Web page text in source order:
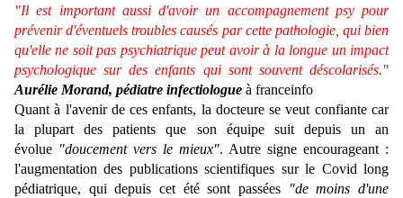
"Il est important aussi d'avoir un accompagnement psy pour
prévenir d'éventuels troubles causés par cette pathologie, qui bien
qu'elle ne soit pas psychiatrique peut avoir à la longue un impact
psychologique sur des enfants qui sont souvent déscolarisés."
Aurélie Morand, pédiatre infectiologue à franceinfo
Quant à l'avenir de ces enfants, la docteure se veut confiante car
la plupart des patients que son équipe suit depuis un an
évolue "doucement vers le mieux". Autre signe encourageant :
l'augmentation des publications scientifiques sur le Covid long
pédiatrique, qui depuis cet été sont passées
"de moins d'une